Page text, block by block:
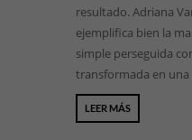
resultado. Adriana
ejemplifica bien la
simple perseguida
transformada en
LEER MÁS